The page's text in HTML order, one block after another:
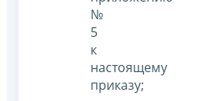
№
5
к
настоящему
приказу;